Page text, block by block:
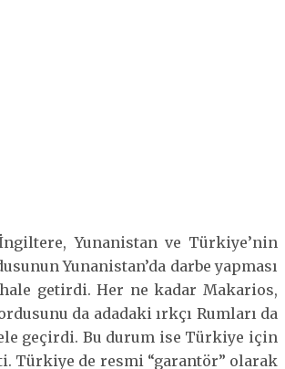
Yunanistan ve Türkiye’nin
Yunanistan’da darbe yapması
hale getirdi. Her ne kadar Makarios,
da adadaki ırkçı Rumları da
geçirdi. Bu durum ise Türkiye için
Türkiye de resmi “garantör” olarak